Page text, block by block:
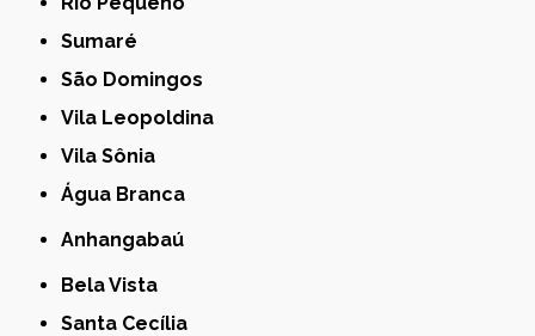
Sumaré
São Domingos
Vila Leopoldina
Vila Sônia
Água Branca
Anhangabaú
Bela Vista
Santa Cecília